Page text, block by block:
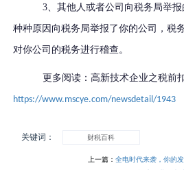
3、其他人或者公司向税务局举
种种原因向税务局举报了你的公司，税
对你公司的税务进行稽查。
更多阅读：高新技术企业之税前
https://www.mscye.com/newsdetail/1943
关键词： 财税百科
上一篇： 全电时代来袭，你的